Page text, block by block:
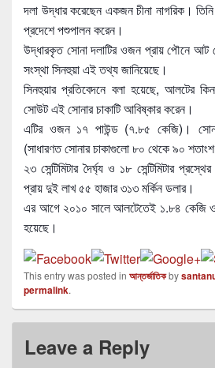
দলা উদ্ধার করেছেন একজন চীনা নাগরিক। তিনি
প্রদেশে পশুপালন করেন।
উদ্ধারকৃত সোনা দলাটির ওজন প্রায় পৌনে আট
সংস্থা সিনহুয়া এই তথ্য জানিয়েছে।
সিনহুয়ার প্রতিবেদনে বলা হয়েছে, আলটের
সোউট এই সোনার চাকাটি আবিষ্কার করেন।
এটির ওজন ১৭ পাউন্ড (৭.৮৫ কেজি)।
(সাধারণত সোনার চাকাগুলো ৮০ থেকে ৯০ শতাংশ
২৩ সেন্টিমিটার দৈর্ঘ্য ও ১৮ সেন্টিমিটার
প্রায় দুই লাখ ৫৫ হাজার ৩১৩ মর্কিন ডলার।
এর আগে ২০১০ সালে আলটেতেই ১.৮৪ কেজি
হয়েছে।
This entry was posted in আন্তর্জাতিকby
permalink.
Leave a Reply